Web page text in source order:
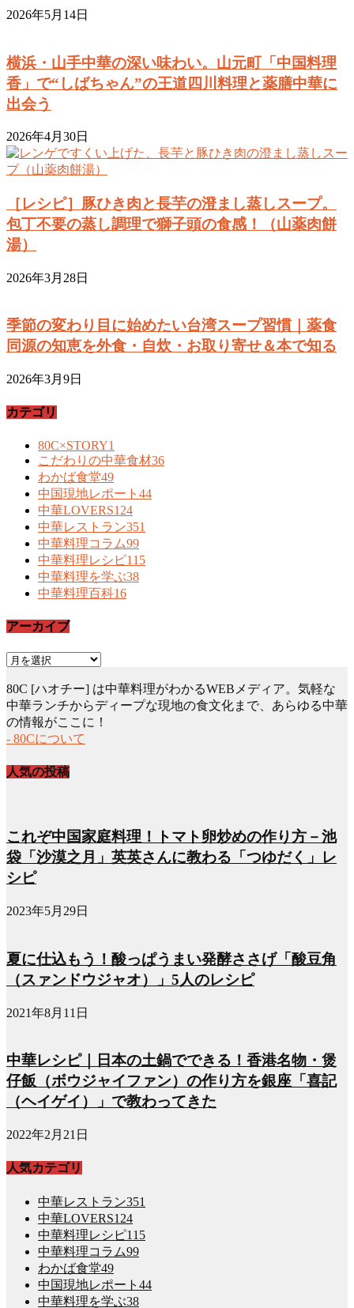
2026年5月14日
横浜・山手中華の深い味わい。山元町「中国料理
香」で“しばちゃん”の王道四川料理と薬膳中華に
出会う
2026年4月30日
［レシピ］豚ひき肉と長芋の澄まし蒸しスープ。
包丁不要の蒸し調理で獅子頭の食感！（山薬肉餅
湯）
2026年3月28日
季節の変わり目に始めたい台湾スープ習慣｜薬食
同源の知恵を外食・自炊・お取り寄せ＆本で知る
2026年3月9日
カテゴリ
80C×STORY1
こだわりの中華食材36
わかば食堂49
中国現地レポート 44
中華LOVERS124
中華レストラン351
中華料理コラム99
中華料理レシピ115
中華料理を学ぶ38
中華料理百科16
アーカイブ
ア
カ
イ
ブ
80C [ハオチー] は中華料理がわかるWEBメディア。気軽な
中華ランチからディープな現地の食文化まで、あらゆる中華
の情報がここに！
- 80Cについて
人気の投稿
これぞ中国家庭料理！トマト卵炒めの作り方－池
袋「沙漠之月」英英さんに教わる「つゆだく」レ
シピ
2023年5月29日
夏に仕込もう！酸っぱうまい発酵ささげ「酸豆角
（スァンドウジャオ）」5人のレシピ
2021年8月11日
中華レシピ｜日本の土鍋でできる！香港名物・煲
仔飯（ボウジャイファン）の作り方を銀座「喜記
（ヘイゲイ）」で教わってきた
2022年2月21日
人気カテゴリ
中華レストラン351
中華LOVERS124
中華料理レシピ115
中華料理コラム99
わかば食堂49
中国現地レポート 44
中華料理を学ぶ38